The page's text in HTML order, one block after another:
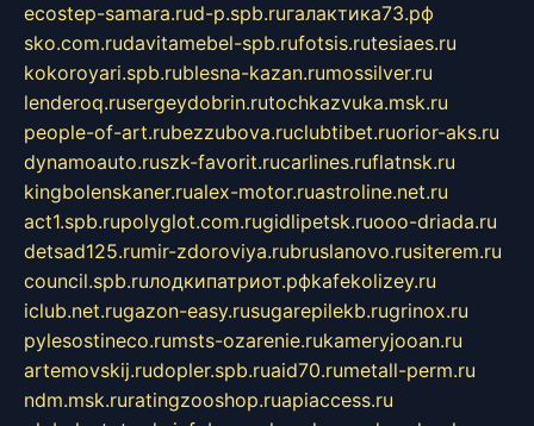
ecostep-samara.rud-p.spb.ruгалактика73.рф
sko.com.rudavitamebel-spb.rufotsis.rutesiaes.ru
kokoroyari.spb.rublesna-kazan.rumossilver.ru
lenderoq.rusergeydobrin.rutochkazvuka.msk.ru
people-of-art.rubezzubova.ruclubtibet.ruorior-aks.ru
dynamoauto.ruszk-favorit.rucarlines.ruflatnsk.ru
kingbolenskaner.rualex-motor.ruastroline.net.ru
act1.spb.rupolyglot.com.rugidlipetsk.ruooo-driada.ru
detsad125.rumir-zdoroviya.rubruslanovo.rusiterem.ru
council.spb.ruлодкипатриот.рфkafekolizey.ru
iclub.net.rugazon-easy.rusugarepilekb.rugrinox.ru
pylesostineco.rumsts-ozarenie.rukameryjooan.ru
artemovskij.rudopler.spb.ruaid70.rumetall-perm.ru
ndm.msk.ruratingzooshop.ruapiaccess.ru